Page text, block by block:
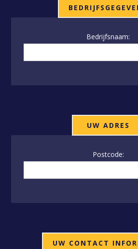
Bedrijfsnaam:
UW ADRES
Postcode:
UW CONTACT